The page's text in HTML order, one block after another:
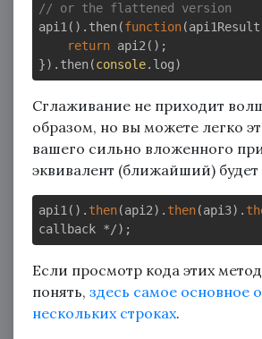
// or the flattened version
api1().then(function(api1Result
return api2();
}).then(console
Сглаживание не приходит
образом, но вы можете легко
вашего сильно вложенного
эквивалент (ближайший) будет
api1(). then(api2). then(api3).
Если просмотр кода этих
понять, здесь самое основное
нескольких строках.